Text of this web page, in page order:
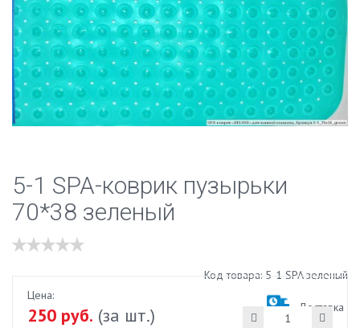
5-1 SPA-коврик пузырьки
70*38 зеленый
Код товара: 5-1 SPA зеленый
Доставка
Цена:
250 руб. (за шт.)